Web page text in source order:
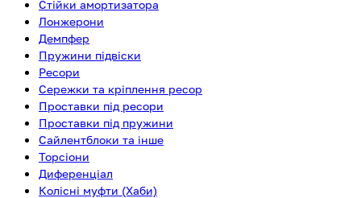
Стійки амортизатора
Лонжерони
Демпфер
Пружини підвіски
Ресори
Сережки та кріплення ресор
Проставки під ресори
Проставки під пружини
Сайлентблоки та інше
Торсіони
Диференціал
Колісні муфти (Хаби)